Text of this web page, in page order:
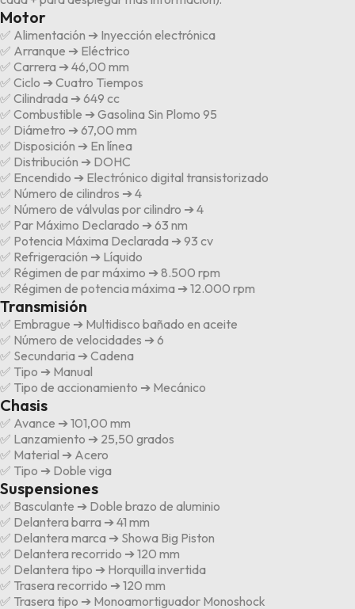
Motor
✅ Alimentación ➔ Inyección electrónica
✅ Arranque ➔ Eléctrico
✅ Carrera ➔ 46,00 mm
✅ Ciclo ➔ Cuatro Tiempos
✅ Cilindrada ➔ 649 cc
✅ Combustible ➔ Gasolina Sin Plomo 95
✅ Diámetro ➔ 67,00 mm
✅ Disposición ➔ En línea
✅ Distribución ➔ DOHC
✅ Encendido ➔ Electrónico digital transistorizado
✅ Número de cilindros ➔ 4
✅ Número de válvulas por cilindro ➔ 4
✅ Par Máximo Declarado ➔ 63 nm
✅ Potencia Máxima Declarada ➔ 93 cv
✅ Refrigeración ➔ Líquido
✅ Régimen de par máximo ➔ 8.500 rpm
✅ Régimen de potencia máxima ➔ 12.000 rpm
Transmisión
✅ Embrague ➔ Multidisco bañado en aceite
✅ Número de velocidades ➔ 6
✅ Secundaria ➔ Cadena
✅ Tipo ➔ Manual
✅ Tipo de accionamiento ➔ Mecánico
Chasis
✅ Avance ➔ 101,00 mm
✅ Lanzamiento ➔ 25,50 grados
✅ Material ➔ Acero
✅ Tipo ➔ Doble viga
Suspensiones
✅ Basculante ➔ Doble brazo de aluminio
✅ Delantera barra ➔ 41 mm
✅ Delantera marca ➔ Showa Big Piston
✅ Delantera recorrido ➔ 120 mm
✅ Delantera tipo ➔ Horquilla invertida
✅ Trasera recorrido ➔ 120 mm
✅ Trasera tipo ➔ Monoamortiguador Monoshock